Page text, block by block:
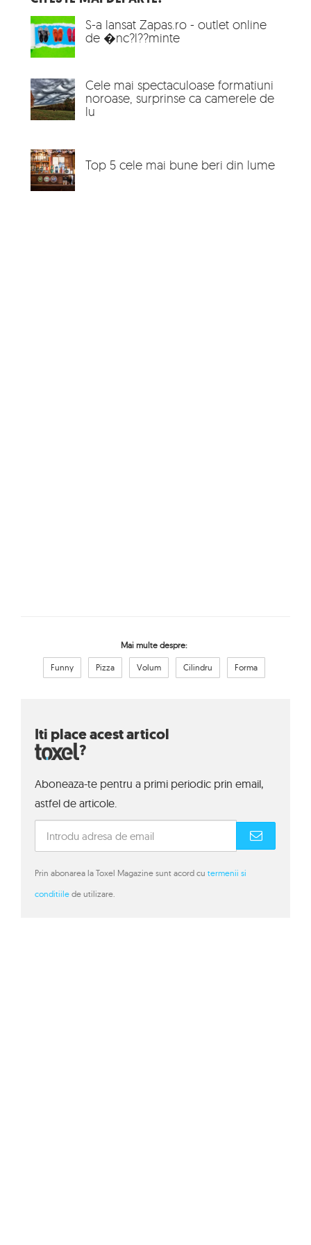
S-a lansat Zapas.ro - outlet online
de �nc?l??minte
Cele mai spectaculoase formatiuni
noroase, surprinse ca camerele de
lu
Top 5 cele mai bune beri din lume
Mai multe despre:
Funny Pizza Volum Cilindru Forma
Iti place acest articol
?
Aboneaza-te pentru a primi periodic prin email,
astfel de articole.
Prin abonarea la Toxel Magazine sunt acord cu termenii si
conditiile de utilizare.